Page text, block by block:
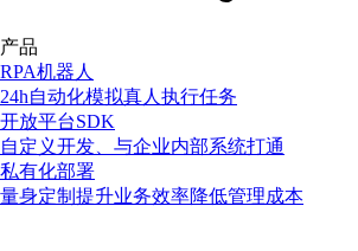
产品
RPA机器人
24h自动化模拟真人执行任务
开放平台SDK
自定义开发、与企业内部系统打通
私有化部署
量身定制提升业务效率降低管理成本